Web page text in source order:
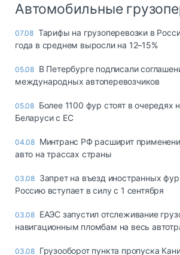
Автомобильные
07.08 Тарифы на грузоперевозки в
года в среднем выросли на 12–15%
05.08 В Петербурге подписали
международных автоперевозчиков
05.08 Более 1100 фур стоят в очередях
Беларуси с ЕС
04.08 Минтранс РФ расширит
авто на трассах страны
03.08 Запрет на въезд иностранных
Россию вступает в силу с 1 сентября
03.08 ЕАЭС запустил отслеживание
навигационным пломбам на весь
03.08 Грузооборот пункта пропуска